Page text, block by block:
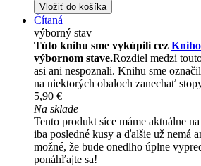
Vložiť do košíka
Čítaná
výborný stav
Túto knihu sme vykúpili cez
výbornom stave.Rozdiel medzi
asi ani nespoznali. Knihu sme
na niektorých obaloch zanechať
5,90 €
Na sklade
Tento produkt síce máme aktuálne
iba posledné kusy a ďalšie už nemá
možné, že bude onedlho úplne
ponáhľajte sa!